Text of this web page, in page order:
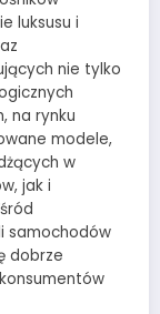
luksusu i
nie tylko
na rynku
modele,
w
jak i
samochodów
dobrze